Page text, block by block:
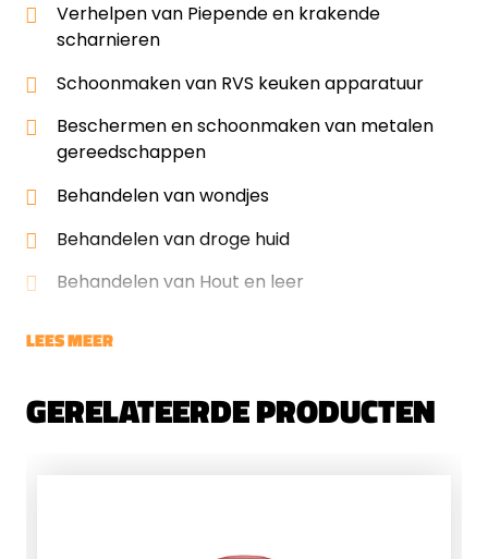
Verhelpen van Piepende en krakende
scharnieren
Schoonmaken van RVS keuken apparatuur
Beschermen en schoonmaken van metalen
gereedschappen
Behandelen van wondjes
Behandelen van droge huid
Behandelen van Hout en leer
LEES MEER
GERELATEERDE PRODUCTEN